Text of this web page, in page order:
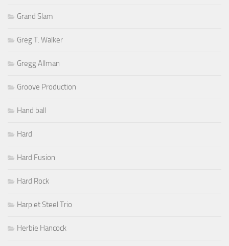
Grand Slam
Greg T. Walker
Gregg Allman
Groove Production
Hand ball
Hard
Hard Fusion
Hard Rock
Harp et Steel Trio
Herbie Hancock